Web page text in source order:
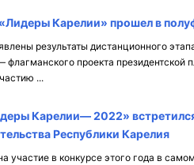
Карелии» прошел в
результаты дистанционного
флагманского проекта
...
Карелии— 2022»
Республики Карелия
участие в конкурсе этого года в